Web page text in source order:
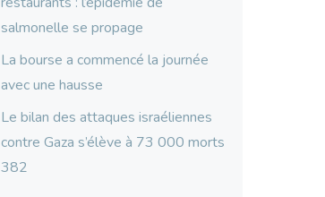
salmonelle se propage
La bourse a commencé la journée
avec une hausse
Le bilan des attaques israéliennes
contre Gaza s’élève à 73 000 morts
382